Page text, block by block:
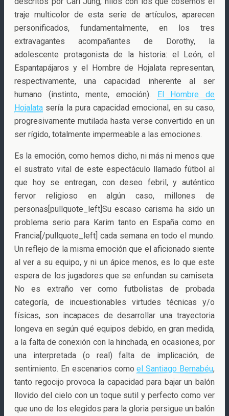
traje multicolor de esta serie de artículos, aparecen
personificados, fundamentalmente, en los tres
extravagantes acompañantes de Dorothy, la
adolescente protagonista de la historia: el León, el
Espantapájaros y el Hombre de Hojalata representan,
respectivamente, una capacidad inherente al ser
humano (instinto, mente, emoción). El Hombre de
Hojalata sería la pura capacidad emocional, en su caso,
progresivamente mutilada hasta verse convertido en un
ser rígido, totalmente impermeable a las emociones.
Es la emoción, como hemos dicho, ni más ni menos que
el sustrato vital de este espectáculo llamado fútbol al
que hoy se entregan, con deseo febril, y auténtico
fervor religioso en algún caso, millones de
personas[pullquote_left]Su escaso carisma ha sido un
problema serio para Karim tanto en España como en
Francia[/pullquote_left] cada semana en todo el mundo.
Un reflejo de la misma emoción que el aficionado siente
al ver a su equipo, y ni un ápice menos, es lo que este
espera de los jugadores que se enfundan su camiseta.
No es extraño ver como futbolistas de probada
categoría, de incuestionables virtudes técnicas y/o
físicas, son incapaces de desarrollar una trayectoria
longeva en según qué equipos debido, en gran medida,
a la falta de conexión con la hinchada, en ocasiones, por
una interpretada (o real) falta de implicación, de
sentimiento. En escenarios comoel Santiago Bernabéu,
tanto regocijo provoca la capacidad para bajar un balón
llovido del cielo con un toque sutil y perfecto como ver
que uno de los elegidos para la gloria persigue un balón